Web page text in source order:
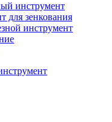
инструмент
для зенкования
инструмент